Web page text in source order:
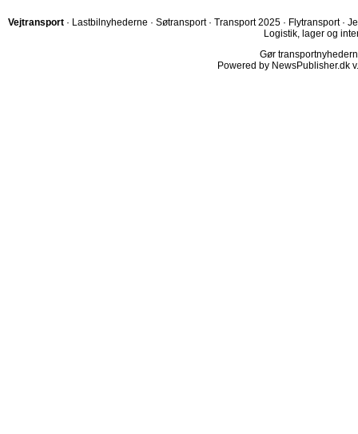
Vejtransport · Lastbilnyhederne · Søtransport · Transport 2025 · Flytransport ·
Logistik, lager og
Gør
Powered by NewsPublisher.dk